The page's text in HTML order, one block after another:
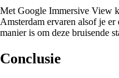
Met Google Immersive View
Amsterdam ervaren alsof je
manier is om deze bruisende
Conclusie